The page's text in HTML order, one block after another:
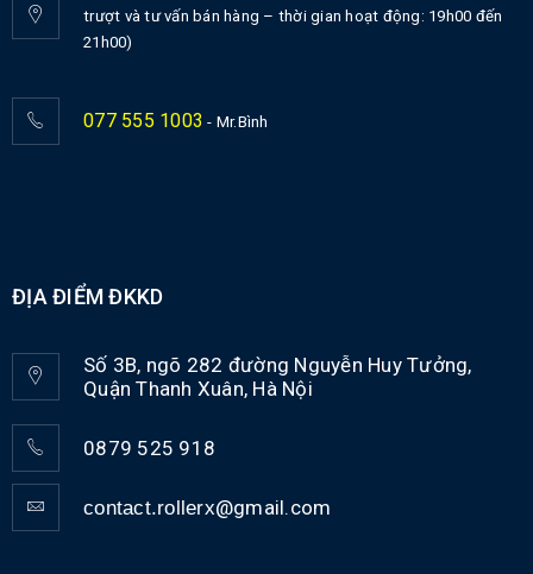
trượt và tư vấn bán hàng – thời gian hoạt động: 19h00 đến
21h00)
077 555 1003 - Mr.Bình
ĐỊA ĐIỂM ĐKKD
Số 3B, ngõ 282 đường Nguyễn Huy Tưởng,
Quận Thanh Xuân, Hà Nội
0879 525 918
contact.rollerx@gmail.com